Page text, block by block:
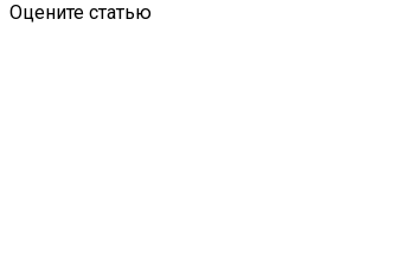
Оцените статью